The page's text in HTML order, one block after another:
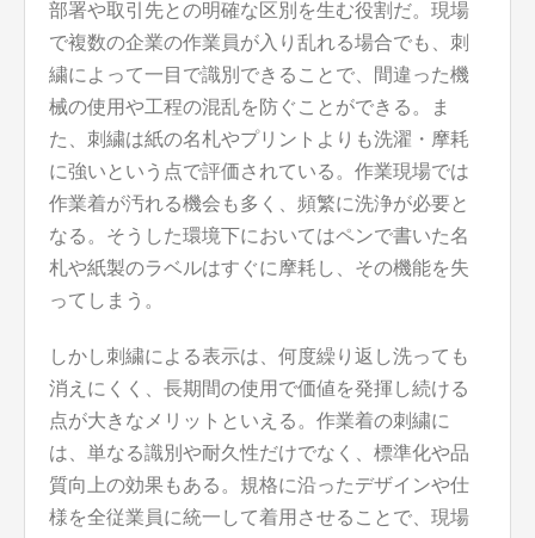
部署や取引先との明確な区別を生む役割だ。現場
で複数の企業の作業員が入り乱れる場合でも、刺
繍によって一目で識別できることで、間違った機
械の使用や工程の混乱を防ぐことができる。ま
た、刺繍は紙の名札やプリントよりも洗濯・摩耗
に強いという点で評価されている。作業現場では
作業着が汚れる機会も多く、頻繁に洗浄が必要と
なる。そうした環境下においてはペンで書いた名
札や紙製のラベルはすぐに摩耗し、その機能を失
ってしまう。
しかし刺繍による表示は、何度繰り返し洗っても
消えにくく、長期間の使用で価値を発揮し続ける
点が大きなメリットといえる。作業着の刺繍に
は、単なる識別や耐久性だけでなく、標準化や品
質向上の効果もある。規格に沿ったデザインや仕
様を全従業員に統一して着用させることで、現場